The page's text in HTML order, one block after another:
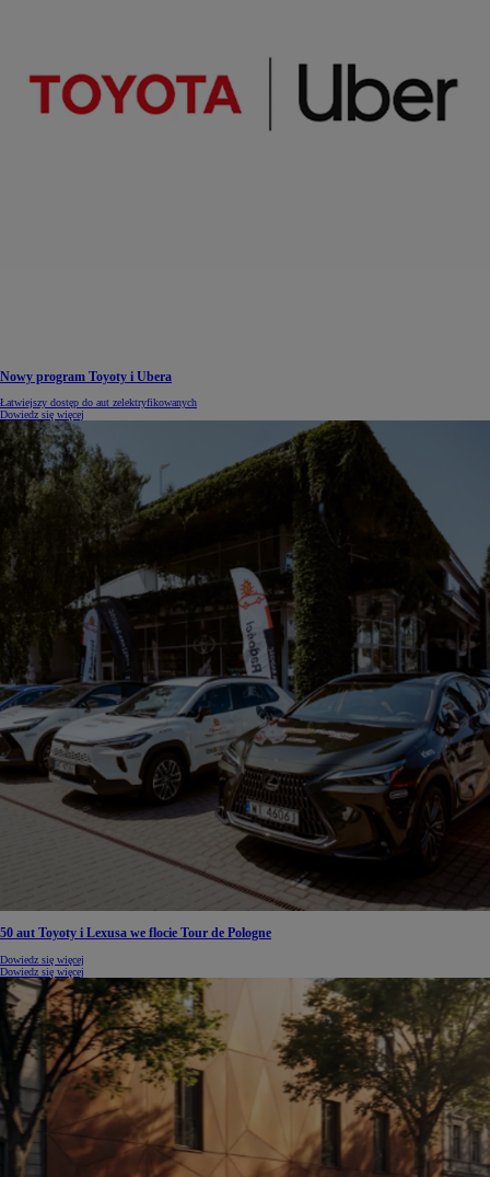
Nowy program Toyoty i Ubera
Łatwiejszy dostęp do aut zelektryfikowanych
Dowiedz się więcej
50 aut Toyoty i Lexusa we flocie Tour de Pologne
Dowiedz się więcej
Dowiedz się więcej